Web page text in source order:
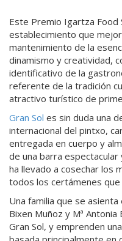
Este Premio Igartza Food
establecimiento que
mantenimiento de la
dinamismo y creatividad,
identificativo de la
referente de la tradición
atractivo turístico de
Gran Sol es sin duda una
internacional del pintxo,
entregada en cuerpo y
de una barra espectacular
ha llevado a cosechar los
todos los certámenes que
Una familia que se
Bixen Muñoz y Mª
Gran Sol, y emprenden